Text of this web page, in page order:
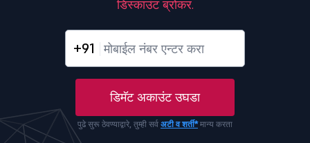
डिस्काउंट ब्रोकर.
+91
डिमॅट अकाउंट उघडा
पुढे सुरू ठेवण्याद्वारे, तुम्ही सर्व अटी व शर्ती*मान्य करता